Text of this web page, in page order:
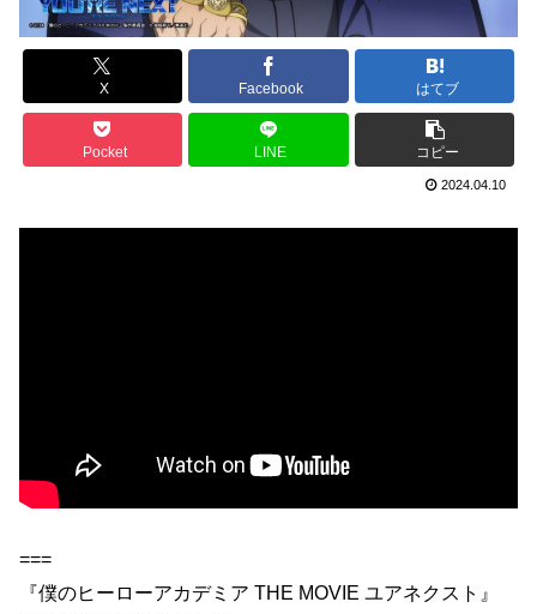
X Facebook はてブ
Pocket LINE コピー
2024.04.10
===
『僕のヒーローアカデミア THE MOVIE ユアネクスト』